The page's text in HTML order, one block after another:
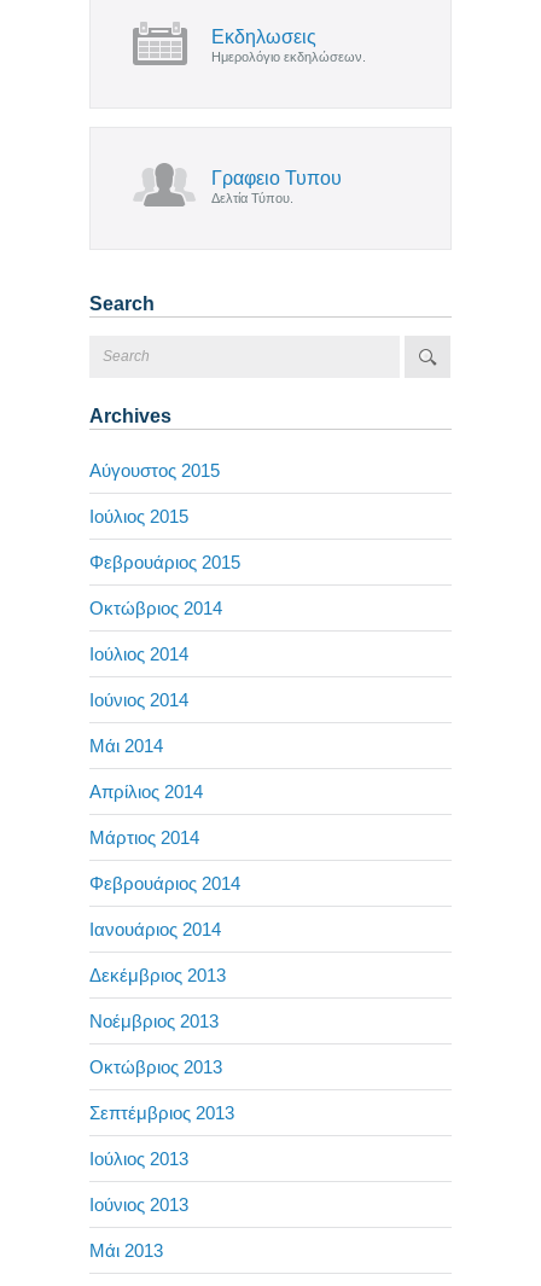
Εκδηλωσεις
Ημερολόγιο εκδηλώσεων.
Γραφειο Τυπου
Δελτία Τύπου.
Search
Archives
Αύγουστος 2015
Ιούλιος 2015
Φεβρουάριος 2015
Οκτώβριος 2014
Ιούλιος 2014
Ιούνιος 2014
Μάι 2014
Απρίλιος 2014
Μάρτιος 2014
Φεβρουάριος 2014
Ιανουάριος 2014
Δεκέμβριος 2013
Νοέμβριος 2013
Οκτώβριος 2013
Σεπτέμβριος 2013
Ιούλιος 2013
Ιούνιος 2013
Μάι 2013